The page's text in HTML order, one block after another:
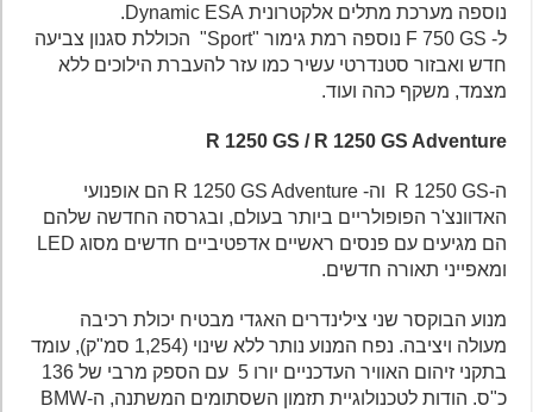
נוספה מערכת מתלים אלקטרונית Dynamic ESA.
ל- F 750 GS נוספה רמת גימור "Sport" הכוללת סגנון צביעה
חדש ואבזור סטנדרטי עשיר כמו עזר להעברת הילוכים ללא
מצמד, משקף כהה ועוד.
R 1250 GS / R 1250 GS Adventure
ה-R 1250 GS וה- R 1250 GS Adventure הם אופנועי
האדוונצ'ר הפופולריים ביותר בעולם, ובגרסה החדשה שלהם
הם מגיעים עם פנסים ראשיים אדפטיביים חדשים מסוג LED
ומאפייני תאורה חדשים.
מנוע הבוקסר שני צילינדרים האגדי מבטיח יכולת רכיבה
מעולה ויציבה. נפח המנוע נותר ללא שינוי (1,254 סמ"ק), עומד
בתקני זיהום האוויר העדכניים יורו 5 עם הספק מרבי של 136
כ"ס. הודות לטכנולוגיית תזמון השסתומים המשתנה, ה-BMW